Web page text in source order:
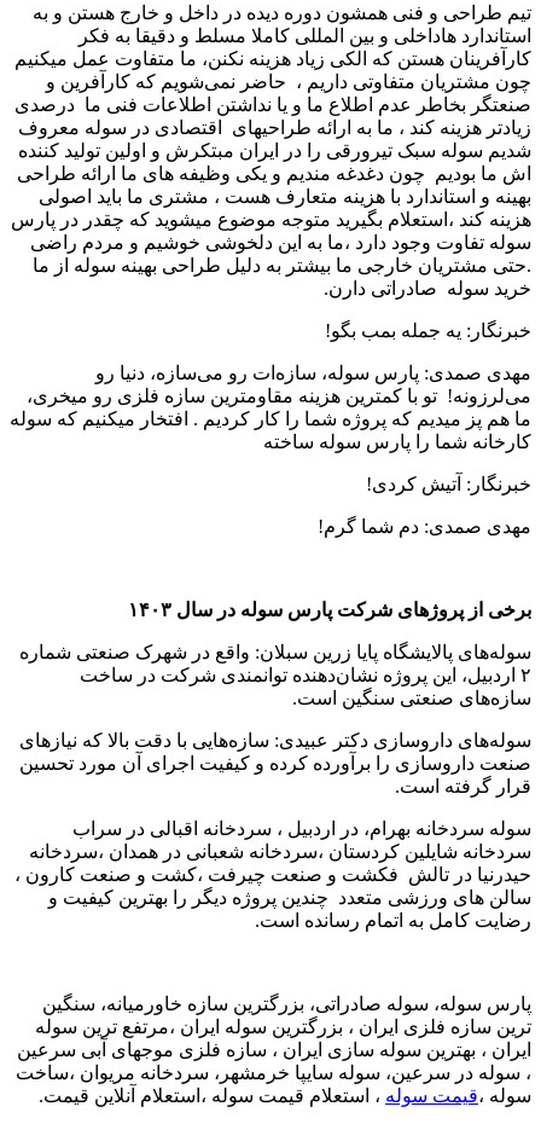
تیم طراحی و فنی همشون دوره دیده در داخل و خارج هستن و به
استاندارد هاداخلی و بین المللی کاملا مسلط و دقیقا به فکر
کارآفرینان هستن که الکی زیاد هزینه نکنن، ما متفاوت عمل میکنیم
چون مشتریان متفاوتی داریم ، حاضر نمی‌شویم که کارآفرین و
صنعتگر بخاطر عدم اطلاع ما و یا نداشتن اطلاعات فنی ما درصدی
زیادتر هزینه کند ، ما به ارائه طراحیهای اقتصادی در سوله معروف
شدیم سوله سبک تیرورقی را در ایران مبتکرش و اولین تولید کننده
اش ما بودیم چون دغدغه مندیم و یکی وظیفه های ما ارائه طراحی
بهینه و استاندارد با هزینه متعارف هست ، مشتری ما باید اصولی
هزینه کند ،استعلام بگیرید متوجه موضوع میشوید که چقدر در پارس
سوله تفاوت وجود دارد ،ما به این دلخوشی خوشیم و مردم راضی
.حتی مشتریان خارجی ما بیشتر به دلیل طراحی بهینه سوله از ما
خرید سوله صادراتی دارن.
خبرنگار: یه جمله بمب بگو!
مهدی صمدی: پارس سوله، سازه‌ات رو می‌سازه، دنیا رو
می‌لرزونه! تو با کمترین هزینه مقاومترین سازه فلزی رو میخری،
ما هم پز میدیم که پروژه شما را کار کردیم . افتخار میکنیم که سوله
کارخانه شما را پارس سوله ساخته
خبرنگار: آتیش کردی!
مهدی صمدی: دم شما گرم!
برخی از پروژهای شرکت پارس سوله در سال ۱۴۰۳
سوله‌های پالایشگاه پایا زرین سبلان: واقع در شهرک صنعتی شماره
۲ اردبیل، این پروژه نشان‌دهنده توانمندی شرکت در ساخت
سازه‌های صنعتی سنگین است.
سوله‌های داروسازی دکتر عبیدی: سازه‌هایی با دقت بالا که نیازهای
صنعت داروسازی را برآورده کرده و کیفیت اجرای آن مورد تحسین
قرار گرفته است.
سوله سردخانه بهرام، در اردبیل ، سردخانه اقبالی در سراب
سردخانه شایلین کردستان ،سردخانه شعبانی در همدان ،سردخانه
حیدرنیا در تالش فکشت و صنعت چیرفت ،کشت و صنعت کارون ،
سالن های ورزشی متعدد چندین پروژه دیگر را بهترین کیفیت و
رضایت کامل به اتمام رسانده است.
پارس سوله، سوله صادراتی، بزرگترین سازه خاورمیانه، سنگین
ترین سازه فلزی ایران ، بزرگترین سوله ایران ،مرتفع ترین سوله
ایران ، بهترین سوله سازی ایران ، سازه فلزی موجهای آبی سرعین
، سوله در سرعین، سوله سایپا خرمشهر، سردخانه مریوان ،ساخت
سوله ،قیمت سوله ، استعلام قیمت سوله ،استعلام آنلاین قیمت.